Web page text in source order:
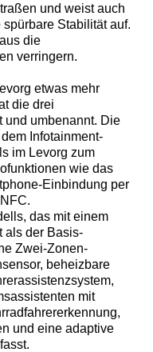
und weist auch
Stabilität auf.
die
verringern.
etwas mehr
die drei
und umbenannt. Die
Infotainment-
im Levorg zum
wie das
Einbindung per
das mit einem
als der Basis-
Zwei-Zonen-
beheizbare
mit
und eine adaptive